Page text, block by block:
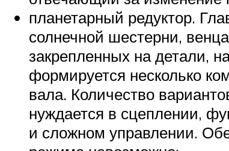
планетарный редуктор.
солнечной шестерни,
закрепленных на детали,
формируется несколько
вала. Количество
нуждается в сцеплении,
и сложном управлении.